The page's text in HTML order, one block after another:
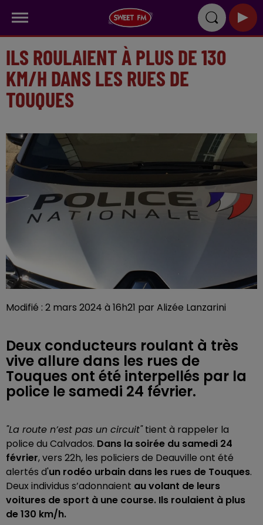
ILS ROULAIENT À PLUS DE 130
KM/H DANS LES RUES DE
TOUQUES
Modifié : 2 mars 2024 à 16h21 par Alizée Lanzarini
Deux conducteurs roulant à très
vive allure dans les rues de
Touques ont été interpellés par la
police le samedi 24 février.
"La route n’est pas un circuit"tient à rappeler la
police du Calvados. Dans la soirée du samedi 24
février, vers 22h, les policiers de Deauville ont été
alertés d'un rodéo urbain dans les rues de Touques.
Deux individus s’adonnaient au volant de leurs
voitures de sport à une course. Ils roulaient à plus
de 130 km/h.